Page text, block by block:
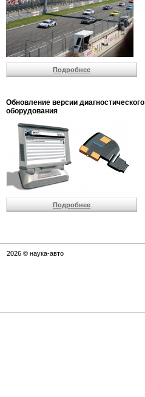
Подробнее
Обновление версии диагностического
оборудования
Подробнее
2026 © наука-авто